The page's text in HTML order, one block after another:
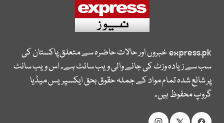
express.pkخبروں اور حالات حاضرہ سے متعلق پاکستان کی
سب سے زیادہ وزٹ کی جانے والی ویب سائٹ ہے۔ اس ویب سائٹ
پر شائع شدہ تمام مواد کے جملہ حقوق بحق ایکسپریس میڈیا
گروپ محفوظ ہیں۔